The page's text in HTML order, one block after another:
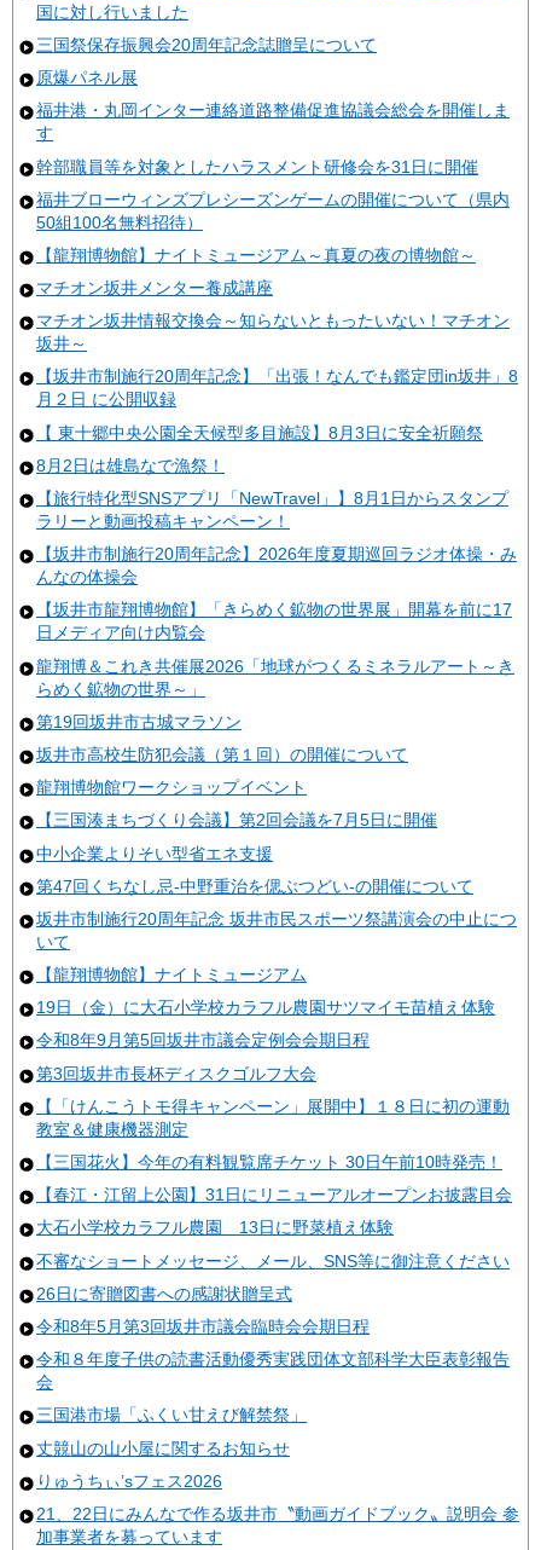
国に対し行いました
三国祭保存振興会20周年記念誌贈呈について
原爆パネル展
福井港・丸岡インター連絡道路整備促進協議会総会を開催しま
す
幹部職員等を対象としたハラスメント研修会を31日に開催
福井ブローウィンズプレシーズンゲームの開催について（県内
50組100名無料招待）
【龍翔博物館】ナイトミュージアム～真夏の夜の博物館～
マチオン坂井メンター養成講座
マチオン坂井情報交換会～知らないともったいない！マチオン
坂井～
【坂井市制施行20周年記念】「出張！なんでも鑑定団in坂井」8
月２日 に公開収録
【 東十郷中央公園全天候型多目施設】8月3日に安全祈願祭
8月2日は雄島なで漁祭！
【旅行特化型SNSアプリ「NewTravel」】8月1日からスタンプ
ラリーと動画投稿キャンペーン！
【坂井市制施行20周年記念】2026年度夏期巡回ラジオ体操・み
んなの体操会
【坂井市龍翔博物館】「きらめく鉱物の世界展」開幕を前に17
日メディア向け内覧会
龍翔博＆これき共催展2026「地球がつくるミネラルアート～き
らめく鉱物の世界～」
第19回坂井市古城マラソン
坂井市高校生防犯会議（第１回）の開催について
龍翔博物館ワークショップイベント
【三国湊まちづくり会議】第2回会議を7月5日に開催
中小企業よりそい型省エネ支援
第47回くちなし忌-中野重治を偲ぶつどい-の開催について
坂井市制施行20周年記念 坂井市民スポーツ祭講演会の中止につ
いて
【龍翔博物館】ナイトミュージアム
19日（金）に大石小学校カラフル農園サツマイモ苗植え体験
令和8年9月第5回坂井市議会定例会会期日程
第3回坂井市長杯ディスクゴルフ大会
【「けんこうトモ得キャンペーン」展開中】１８日に初の運動
教室＆健康機器測定
【三国花火】今年の有料観覧席チケット 30日午前10時発売！
【春江・江留上公園】31日にリニューアルオープンお披露目会
大石小学校カラフル農園 13日に野菜植え体験
不審なショートメッセージ、メール、SNS等に御注意ください
26日に寄贈図書への感謝状贈呈式
令和8年5月第3回坂井市議会臨時会会期日程
令和８年度子供の読書活動優秀実践団体文部科学大臣表彰報告
会
三国港市場「ふくい甘えび解禁祭」
丈競山の山小屋に関するお知らせ
りゅうちぃ’sフェス2026
21、22日にみんなで作る坂井市〝動画ガイドブック〟説明会 参
加事業者を募っています